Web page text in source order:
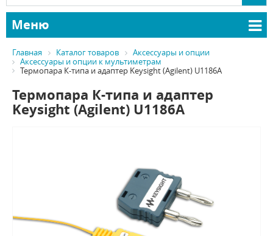
Меню
Главная Каталог товаров
Аксессуары и опции
Аксессуары и опции к мультиметрам
Термопара К-типа и адаптер Keysight (Agilent) U1186A
Термопара К-типа и адаптер
Keysight (Agilent) U1186A